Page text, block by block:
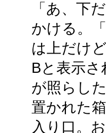
「あ、下
かける。
は上だけ
Bと表示
が照らし
置かれた
入り口。